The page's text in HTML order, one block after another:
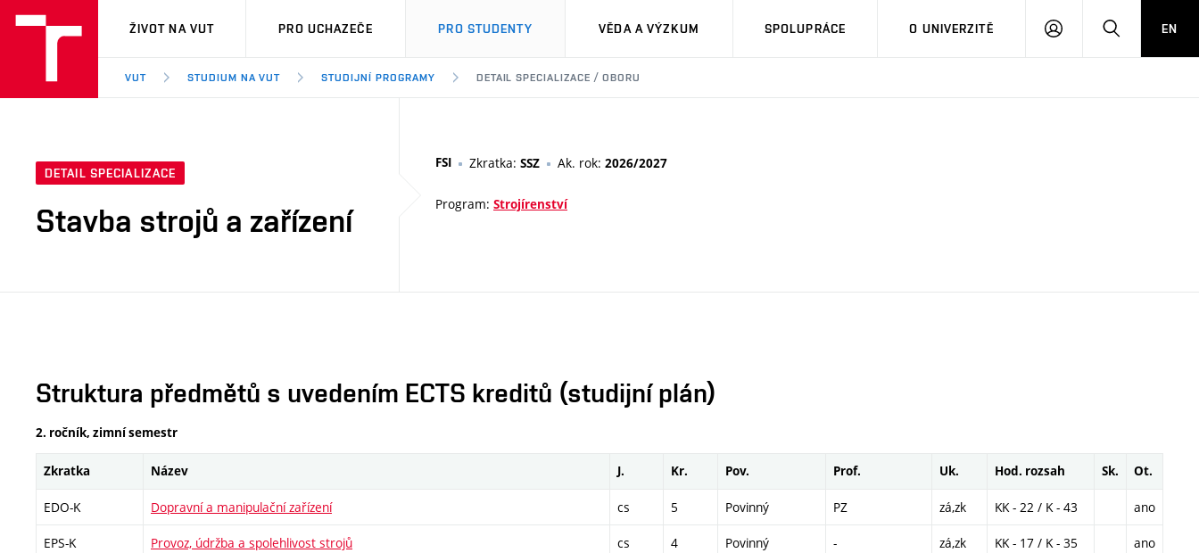
VUT
ŽIVOT NA VUT PRO UCHAZEČE PRO STUDENTY VĚDA A VÝZKUM SPOLUPRÁCE O UNIVERZITĚ
PŘIHLÁSIT HLEDATEN
VUT STUDIUM NA VUT STUDIJNÍ PROGRAMY DETAIL SPECIALIZACE / OBORU
DETAIL SPECIALIZACE
Stavba strojů a zařízení
FSI Zkratka: SSZ Ak. rok: 2026/2027
Program: Strojírenství
Struktura předmětů s uvedením ECTS kreditů (studijní plán)
2. ročník, zimní semestr
Zkratka Název J. Kr. Pov. Prof. Uk. Hod. rozsah Sk. Ot.
EDO-K Dopravní a manipulační zařízení cs 5 Povinný PZ zá,zk KK - 22 / K - 43 ano
EPS-K Provoz, údržba a spolehlivost strojů cs 4 Povinný - zá,zk KK - 17 / K - 35 ano